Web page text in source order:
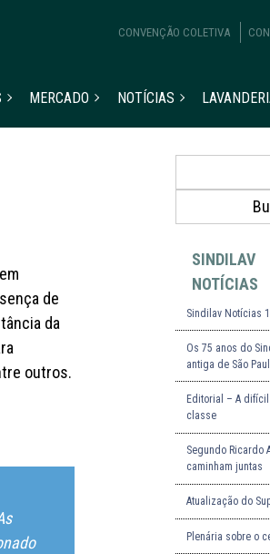
CONVENÇÃO COLETIVA
MERCADO NOTÍCIAS
de
da
outros.
SINDILAV
NOTÍCIAS
Sindilav Notícias
Os 75 anos do
antiga de São
Editorial – A
classe
Segundo Ricardo
caminham juntas
Atualização do
Plenária sobre o